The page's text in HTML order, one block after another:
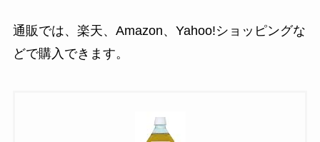
通販では、楽天、Amazon、Yahoo!ショッピングな
どで購入できます。